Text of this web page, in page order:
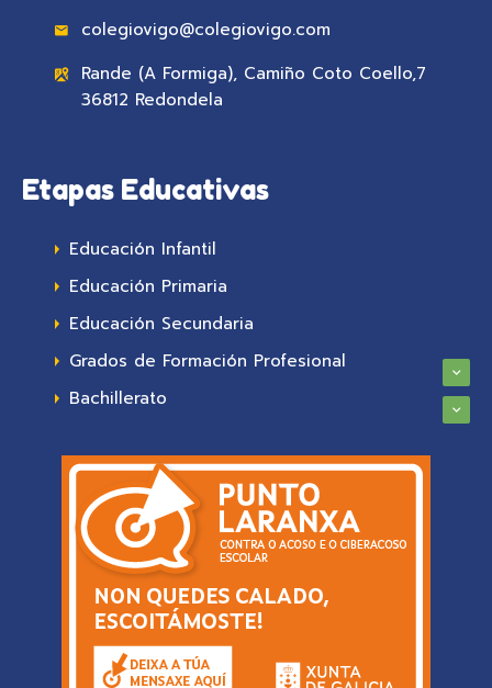
colegiovigo@colegiovigo.com
Rande (A Formiga), Camiño Coto Coello,7
36812 Redondela
Etapas Educativas
Educación Infantil
Educación Primaria
Educación Secundaria
Grados de Formación Profesional
Bachillerato